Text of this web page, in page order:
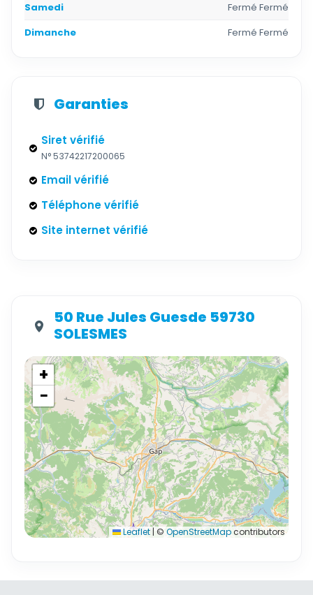
Samedi
Fermé Fermé
Dimanche
Fermé Fermé
Garanties
Siret vérifié
N° 53742217200065
Email vérifié
Téléphone vérifié
Site internet vérifié
50 Rue Jules Guesde 59730
SOLESMES
+
−
Leaflet | © OpenStreetMapcontributors